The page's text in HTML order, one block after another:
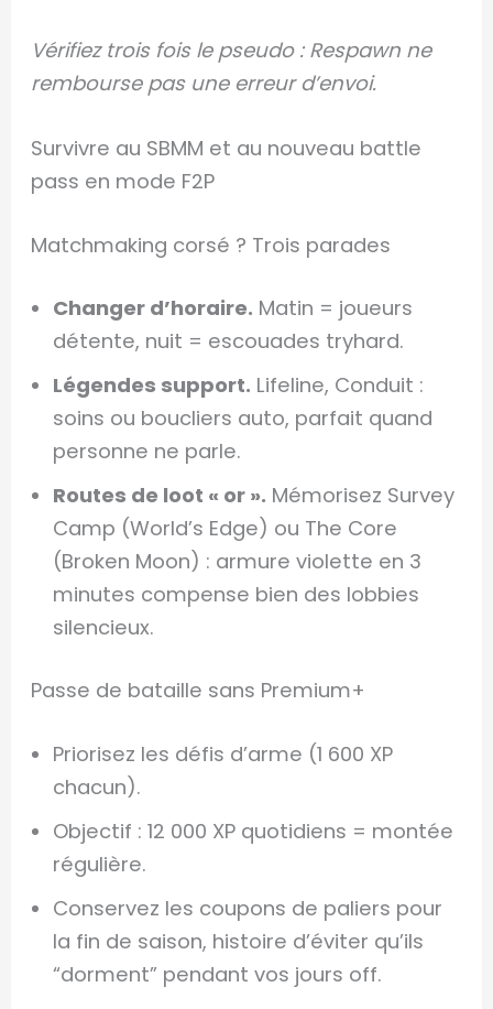
Vérifiez trois fois le pseudo : Respawn ne
rembourse pas une erreur d’envoi.
Survivre au SBMM et au nouveau battle
pass en mode F2P
Matchmaking corsé ? Trois parades
Changer d’horaire. Matin = joueurs
détente, nuit = escouades tryhard.
Légendes support. Lifeline, Conduit :
soins ou boucliers auto, parfait quand
personne ne parle.
Routes de loot « or ». Mémorisez Survey
Camp (World’s Edge) ou The Core
(Broken Moon) : armure violette en 3
minutes compense bien des lobbies
silencieux.
Passe de bataille sans Premium+
Priorisez les défis d’arme (1 600 XP
chacun).
Objectif : 12 000 XP quotidiens = montée
régulière.
Conservez les coupons de paliers pour
la fin de saison, histoire d’éviter qu’ils
“dorment” pendant vos jours off.